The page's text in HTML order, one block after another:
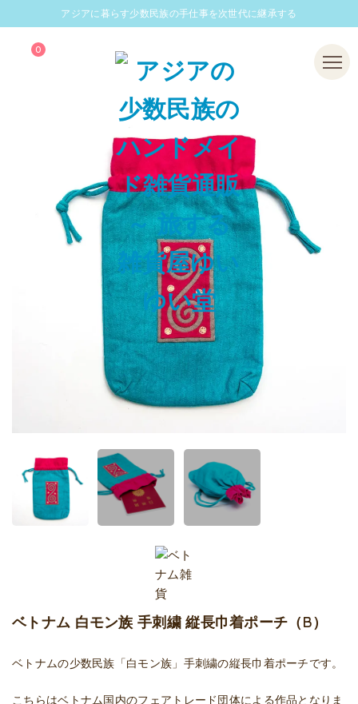
アジアに暮らす少数民族の手仕事を次世代に継承する
0 Menu
ベトナム 白モン族 手刺繍 縦長巾着ポーチ（B）
ベトナムの少数民族「白モン族」手刺繍の縦長巾着ポーチです。
こちらはベトナム国内のフェアトレード団体による作品となりま